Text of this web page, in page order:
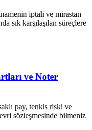
iptali ve mirastan
sık karşılaşılan süreçlere
ve Noter
pay, tenkis riski ve
sözleşmesinde bilmeniz